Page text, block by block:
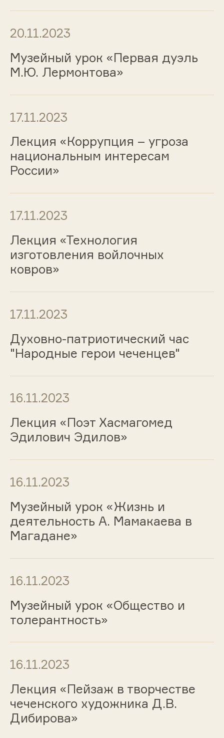
20.11.2023
Музейный урок «Первая дуэль
М.Ю. Лермонтова»
17.11.2023
Лекция «Коррупция – угроза
национальным интересам
России»
17.11.2023
Лекция «Технология
изготовления войлочных
ковров»
17.11.2023
Духовно-патриотический час
"Народные герои чеченцев"
16.11.2023
Лекция «Поэт Хасмагомед
Эдилович Эдилов»
16.11.2023
Музейный урок «Жизнь и
деятельность А. Мамакаева в
Магадане»
16.11.2023
Музейный урок «Общество и
толерантность»
16.11.2023
Лекция «Пейзаж в творчестве
чеченского художника Д.В.
Дибирова»